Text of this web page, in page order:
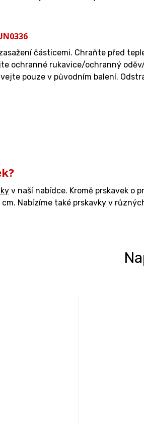
částicemi. Chraňte před
ochranné rukavice/ochranný
pouze v původním balení.
v naší nabídce. Kromě prskavek o
Nabízíme také prskavky v